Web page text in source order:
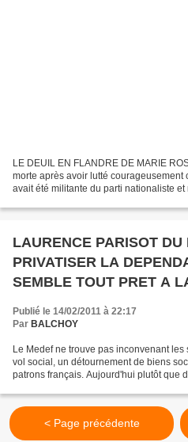
LE DEUIL EN FLANDRE DE MARIE
morte après avoir lutté courageusement
avait été militante du parti nationaliste
LAURENCE PARISOT DU
PRIVATISER LA
SEMBLE TOUT PRET A
PASSE AVANT LES
Publié le 14/02/2011 à 22:17
Par BALCHOY
Le Medef ne trouve pas inconvenant
vol social, un détournement de biens
patrons français. Aujourd'hui plutôt que
< Page précédente